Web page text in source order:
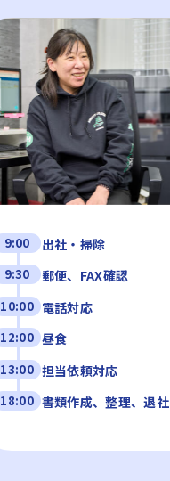
9:00 出社・掃除
9:30 郵便、FAX確認
10:00 電話対応
12:00 昼食
13:00 担当依頼対応
18:00 書類作成、整理、退社